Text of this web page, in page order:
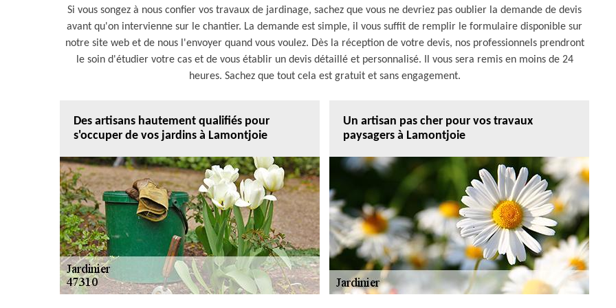
Si vous songez à nous confier vos travaux de jardinage, sachez que vous ne devriez pas oublier la demande de devis
avant qu'on intervienne sur le chantier. La demande est simple, il vous suffit de remplir le formulaire disponible sur
notre site web et de nous l'envoyer quand vous voulez. Dès la réception de votre devis, nos professionnels prendront
le soin d'étudier votre cas et de vous établir un devis détaillé et personnalisé. Il vous sera remis en moins de 24
heures. Sachez que tout cela est gratuit et sans engagement.
Des artisans hautement qualifiés pour
s'occuper de vos jardins à Lamontjoie
Un artisan pas cher pour vos travaux
paysagers à Lamontjoie